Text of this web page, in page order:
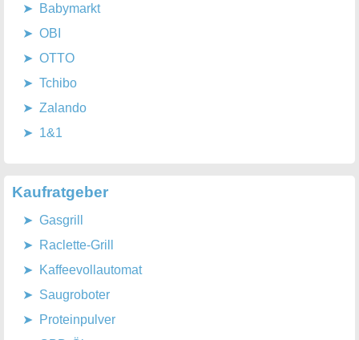
Babymarkt
OBI
OTTO
Tchibo
Zalando
1&1
Kaufratgeber
Gasgrill
Raclette-Grill
Kaffeevollautomat
Saugroboter
Proteinpulver